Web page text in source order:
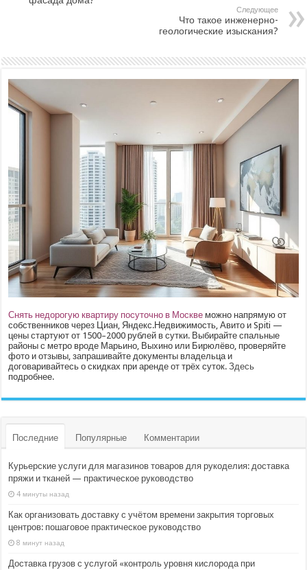
Следующее
Что такое инженерно-
геологические изыскания?
Снять недорогую квартиру посуточно в Москве можно напрямую от
собственников через Циан, Яндекс.Недвижимость, Авито и Spiti —
цены стартуют от 1500–2000 рублей в сутки. Выбирайте спальные
районы с метро вроде Марьино, Выхино или Бирюлёво, проверяйте
фото и отзывы, запрашивайте документы владельца и
договаривайтесь о скидках при аренде от трёх суток.Здесь
подробнее.
Последние Популярные Комментарии
Курьерские услуги для магазинов товаров для рукоделия: доставка
пряжи и тканей — практическое руководство
4 минуты назад
Как организовать доставку с учётом времени закрытия торговых
центров: пошаговое практическое руководство
8 минут назад
Доставка грузов с услугой «контроль уровня кислорода при